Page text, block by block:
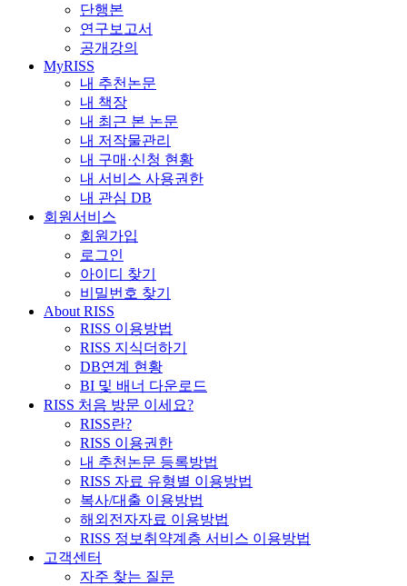
단행본
연구보고서
공개강의
MyRISS
내 추천논문
내 책장
내 최근 본 논문
내 저작물관리
내 구매·신청 현황
내 서비스 사용권한
내 관심 DB
회원서비스
회원가입
로그인
아이디 찾기
비밀번호 찾기
About RISS
RISS 이용방법
RISS 지식더하기
DB연계 현황
BI 및 배너 다운로드
RISS 처음 방문 이세요?
RISS란?
RISS 이용권한
내 추천논문 등록방법
RISS 자료 유형별 이용방법
복사/대출 이용방법
해외전자자료 이용방법
RISS 정보취약계층 서비스 이용방법
고객센터
자주 찾는 질문